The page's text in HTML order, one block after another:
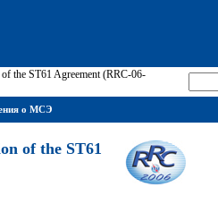
the ST61 Agreement (RRC-06-
of the ST61
о МСЭ